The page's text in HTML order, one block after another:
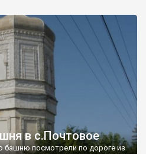
в с.Почтовое
башню посмотрели по дороге из